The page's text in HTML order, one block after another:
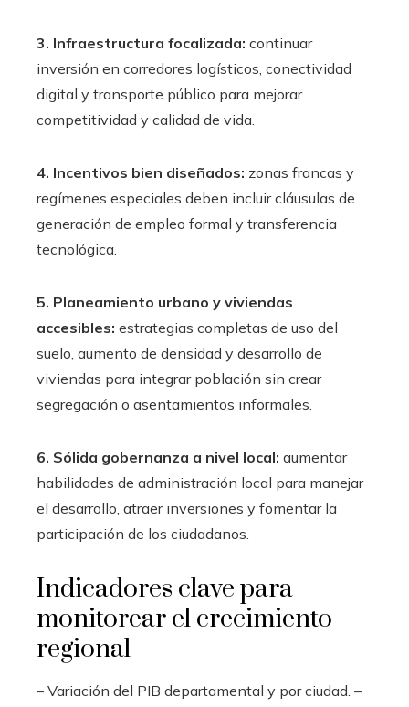
3. Infraestructura focalizada: continuar
inversión en corredores logísticos, conectividad
digital y transporte público para mejorar
competitividad y calidad de vida.
4. Incentivos bien diseñados: zonas francas y
regímenes especiales deben incluir cláusulas de
generación de empleo formal y transferencia
tecnológica.
5. Planeamiento urbano y viviendas
accesibles: estrategias completas de uso del
suelo, aumento de densidad y desarrollo de
viviendas para integrar población sin crear
segregación o asentamientos informales.
6. Sólida gobernanza a nivel local: aumentar
habilidades de administración local para manejar
el desarrollo, atraer inversiones y fomentar la
participación de los ciudadanos.
Indicadores clave para
monitorear el crecimiento
regional
– Variación del PIB departamental y por ciudad. –